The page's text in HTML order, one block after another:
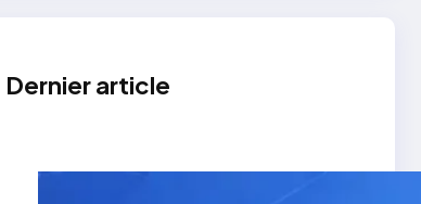
Dernier article